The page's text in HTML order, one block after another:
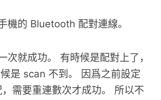
機的 Bluetooth 配對連線。
次就成功。 有時候是配對上了，
是 scan 不到。 因爲之前設定
需要重連數次才成功。 所以不